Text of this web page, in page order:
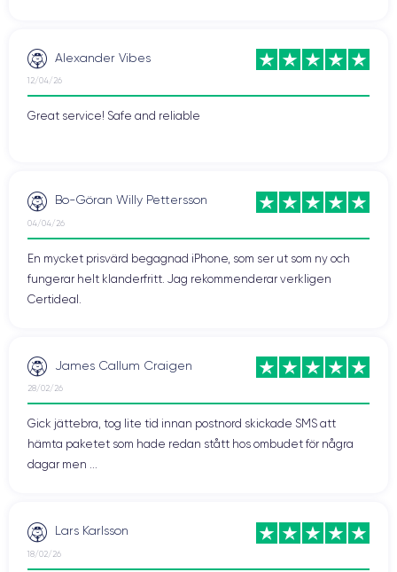
Alexander Vibes
12/04/26
Great service! Safe and reliable
Bo-Göran Willy Pettersson
04/04/26
En mycket prisvärd begagnad iPhone, som ser ut som ny och
fungerar helt klanderfritt. Jag rekommenderar verkligen
Certideal.
James Callum Craigen
28/02/26
Gick jättebra, tog lite tid innan postnord skickade SMS att
hämta paketet som hade redan stått hos ombudet för några
dagar men ...
Lars Karlsson
18/02/26